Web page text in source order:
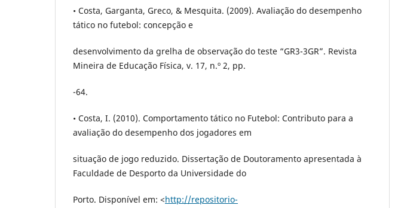
• Costa, Garganta, Greco, & Mesquita. (2009). Avaliação do desempenho
tático no futebol: concepção e
desenvolvimento da grelha de observação do teste “GR3-3GR”. Revista
Mineira de Educação Física, v. 17, n.º 2, pp.
-64.
• Costa, I. (2010). Comportamento tático no Futebol: Contributo para a
avaliação do desempenho dos jogadores em
situação de jogo reduzido. Dissertação de Doutoramento apresentada à
Faculdade de Desporto da Universidade do
Porto. Disponível em: <http://repositorio-